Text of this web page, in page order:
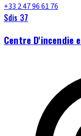
+33 2 47 96 61 76
Sdis 37
Centre D'incendie